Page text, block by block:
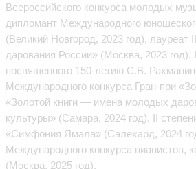
Всероссийского конкурса молодых
дипломант Международного
(Великий Новгород, 2023 год),
дарования России» (Москва, 2023
посвященного 150-летию С.В.
Международного конкурса Гран-при
«Золотой книги — имена молодых
культуры» (Самара, 2024 год), II
«Симфония Ямала» (Салехард, 2024
Международного конкурса пианистов,
(Москва, 2025 год).